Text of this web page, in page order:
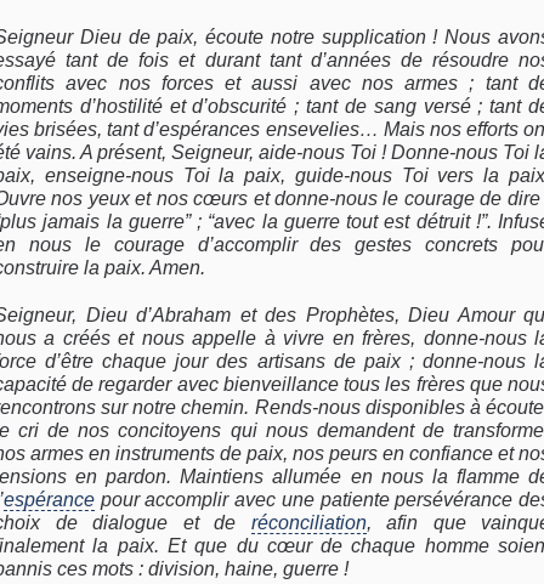
Dieu de paix, écoute notre supplication ! Nous
tant de fois et durant tant d’années de résoudre
avec nos forces et aussi avec nos armes ; tant
d’hostilité et d’obscurité ; tant de sang versé ; tant
brisées, tant d’espérances ensevelies… Mais nos efforts
vains. A présent, Seigneur, aide-nous Toi ! Donne-nous Toi
enseigne-nous Toi la paix, guide-nous Toi vers la
nos yeux et nos cœurs et donne-nous le courage de dire
jamais la guerre” ; “avec la guerre tout est détruit !”.
nous le courage d’accomplir des gestes concrets
la paix. Amen.
Dieu d’Abraham et des Prophètes, Dieu Amour
a créés et nous appelle à vivre en frères, donne-nous
d’être chaque jour des artisans de paix ; donne-nous
de regarder avec bienveillance tous les frères que
sur notre chemin. Rends-nous disponibles à
cri de nos concitoyens qui nous demandent de
armes en instruments de paix, nos peurs en confiance et
en pardon. Maintiens allumée en nous la flamme
espérance pour accomplir avec une patiente persévérance
de dialogue et de réconciliation, afin que
la paix. Et que du cœur de chaque homme
ces mots : division, haine, guerre !